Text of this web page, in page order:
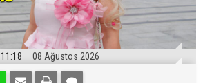
11:18 08 Ağustos 2026